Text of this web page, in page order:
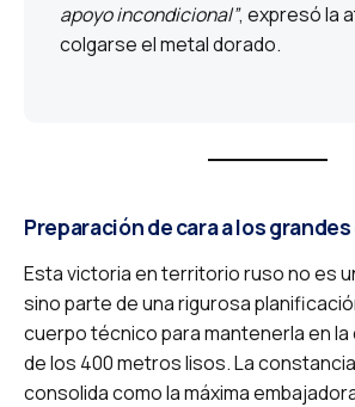
apoyo incondicional”, expresó la
colgarse el metal dorado.
Preparación de cara a los
Esta victoria en territorio ruso no es
sino parte de una rigurosa
cuerpo técnico para mantenerla en la
de los 400 metros lisos. La
consolida como la máxima